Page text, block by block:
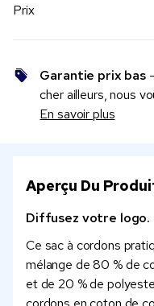
Prix
Garantie prix bas
cher ailleurs, nous
En savoir plus
Aperçu Du
Diffusez votre logo.
Ce sac à cordons
mélange de 80 % de
et de 20 % de